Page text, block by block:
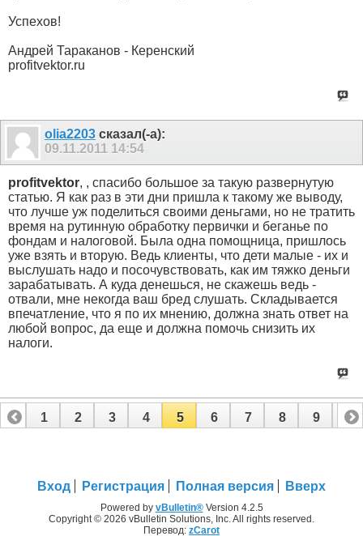
Успехов!
Андрей Тараканов - Керенский
profitvektor.ru
olia2203 сказал(-а):
09.11.2011 14:54
profitvektor, , спасибо большое за такую развернутую
статью. Я как раз в эти дни пришла к такому же выводу,
что лучше уж поделиться своими деньгами, но не тратить
время на рутинную обработку первички и беганье по
фондам и налоговой. Была одна помощница, пришлось
уже взять и вторую. Ведь клиенты, что дети малые - их и
выслушать надо и посочувствовать, как им тяжко деньги
зарабатывать. А куда денешься, не скажешь ведь -
отвали, мне некогда ваш бред слушать. Складывается
впечатление, что я по их мнению, должна знать ответ на
любой вопрос, да еще и должна помочь снизить их
налоги.
1 2 3 4 5 6 7 8 9 10
Вход Регистрация Полная версия Вверх
Powered by vBulletin®Version 4.2.5
Copyright © 2026 vBulletin Solutions, Inc. All rights reserved.
Перевод: zCarot